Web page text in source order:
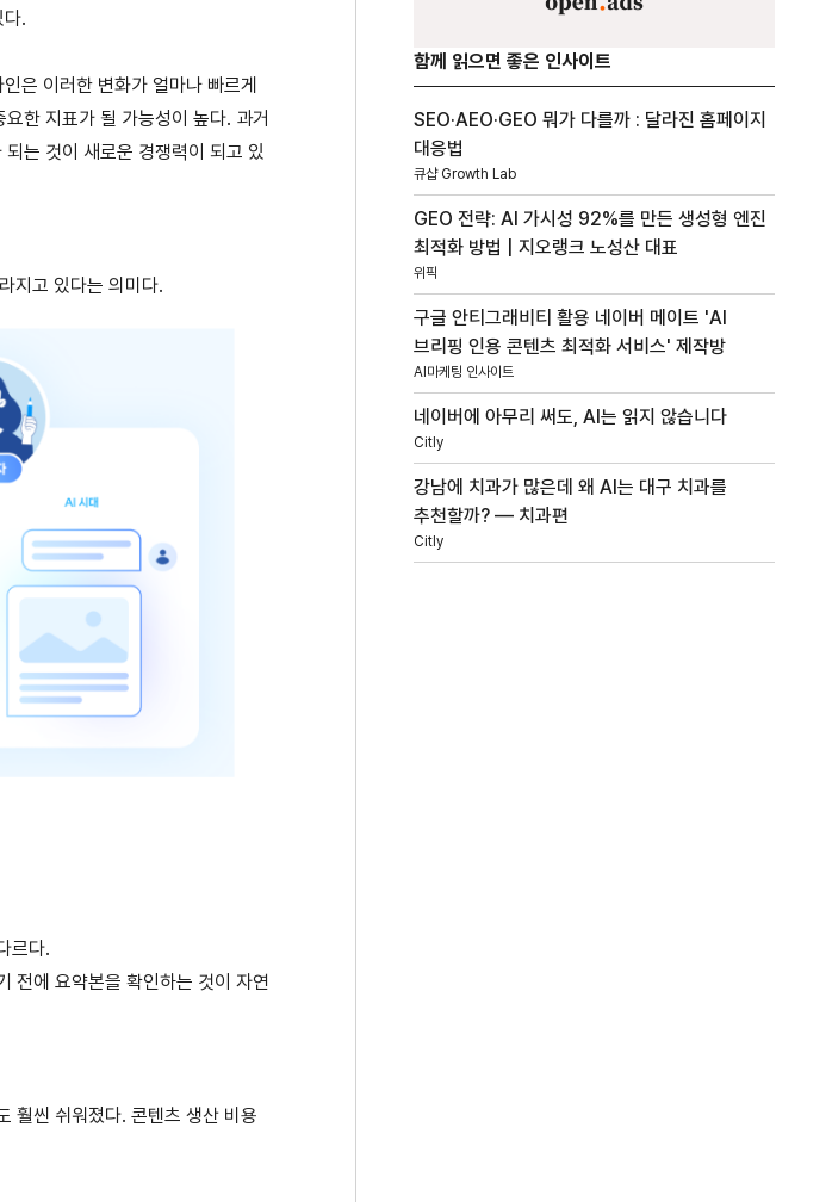
다.
은 이러한 변화가 얼마나 빠르게
한 지표가 될 가능성이 높다. 과거
는 것이 새로운 경쟁력이 되고 있
지고 있다는 의미다.
르다.
전에 요약본을 확인하는 것이 자연
훨씬 쉬워졌다. 콘텐츠 생산 비용
함께 읽으면 좋은 인사이트
SEO·AEO·GEO 뭐가 다를까 : 달라진 홈페이지
대응법
큐샵 Growth Lab
GEO 전략: AI 가시성 92%를 만든 생성형 엔진
최적화 방법 | 지오랭크 노성산 대표
위픽
구글 안티그래비티 활용 네이버 메이트 'AI
브리핑 인용 콘텐츠 최적화 서비스' 제작방
AI마케팅 인사이트
네이버에 아무리 써도, AI는 읽지 않습니다
Citly
강남에 치과가 많은데 왜 AI는 대구 치과를
추천할까? — 치과편
Citly